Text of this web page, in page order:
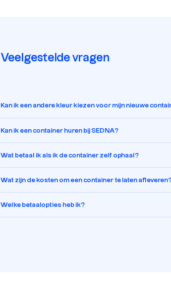
Veelgestelde vragen
Kan ik een andere kleur kiezen voor mijn nieuwe
Kan ik een container huren bij SEDNA?
Wat betaal ik als ik de container zelf ophaal?
Wat zijn de kosten om een container te laten
Welke betaalopties heb ik?